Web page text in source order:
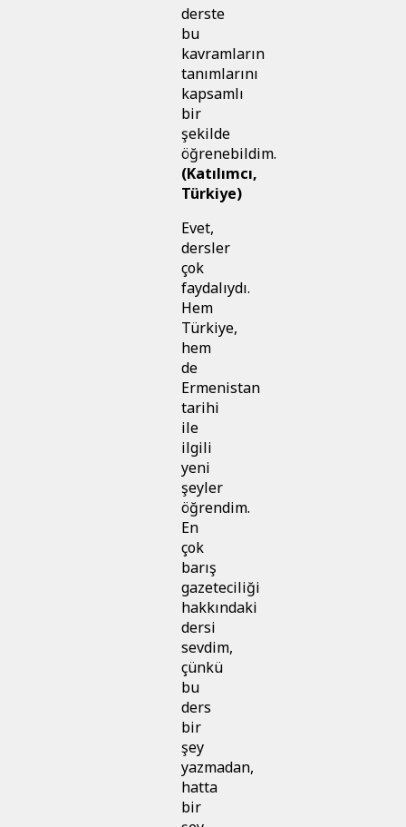
derste
bu
kavramların
tanımlarını
kapsamlı
bir
şekilde
öğrenebildim.
(Katılımcı,
Türkiye)
Evet,
dersler
çok
faydalıydı.
Hem
Türkiye,
hem
de
Ermenistan
tarihi
ile
ilgili
yeni
şeyler
öğrendim.
En
çok
barış
gazeteciliği
hakkındaki
dersi
sevdim,
çünkü
bu
ders
bir
şey
yazmadan,
hatta
bir